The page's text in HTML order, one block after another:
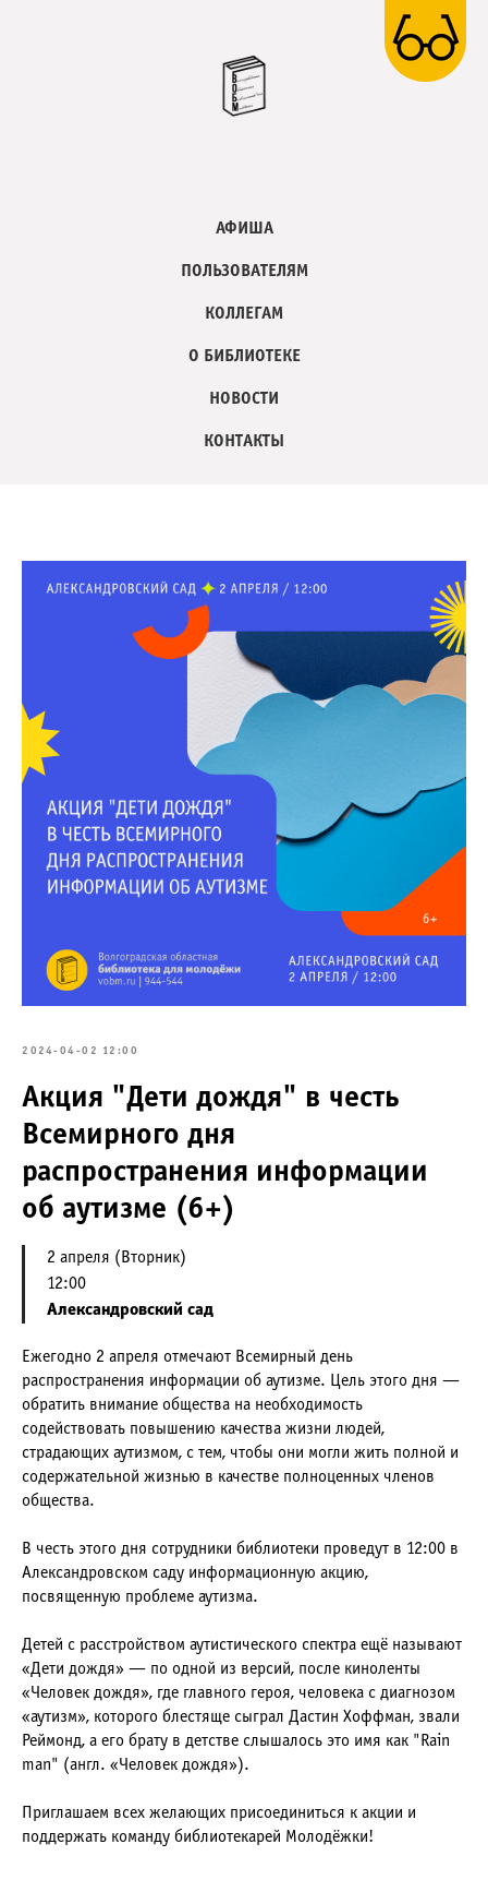
АФИША
ПОЛЬЗОВАТЕЛЯМ
КОЛЛЕГАМ
О БИБЛИОТЕКЕ
НОВОСТИ
КОНТАКТЫ
2024-04-02 12:00
Акция "Дети дождя" в честь
Всемирного дня
распространения информации
об аутизме (6+)
2 апреля (Вторник)
12:00
Александровский сад
Ежегодно 2 апреля отмечают Всемирный день
распространения информации об аутизме. Цель этого дня —
обратить внимание общества на необходимость
содействовать повышению качества жизни людей,
страдающих аутизмом, с тем, чтобы они могли жить полной и
содержательной жизнью в качестве полноценных членов
общества.
В честь этого дня сотрудники библиотеки проведут в 12:00 в
Александровском саду информационную акцию,
посвященную проблеме аутизма.
Детей с расстройством аутистического спектра ещё называют
«Дети дождя» — по одной из версий, после киноленты
«Человек дождя», где главного героя, человека с диагнозом
«аутизм», которого блестяще сыграл Дастин Хоффман, звали
Реймонд, а его брату в детстве слышалось это имя как "Rain
man" (англ. «Человек дождя»).
Приглашаем всех желающих присоединиться к акции и
поддержать команду библиотекарей Молодёжки!